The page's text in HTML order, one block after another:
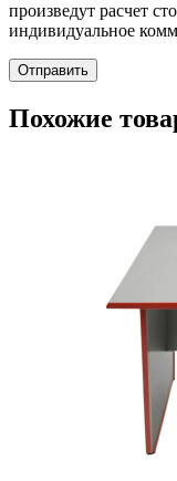
произведут расчет
индивидуальное
Отправить
Похожие